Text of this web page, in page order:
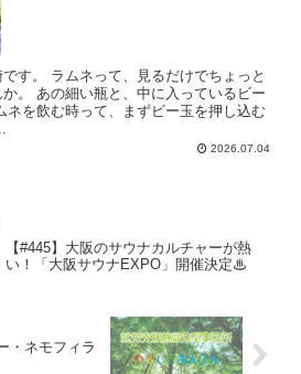
す。 ラムネって、見るだけでちょっと
。 あの細い瓶と、中に入っているビー
ネを飲む時って、まずビー玉を押し込む
2026.07.04
【#445】大阪のサウナカルチャーが熱
い！「大阪サウナEXPO」開催決定♨
・ネモフィラ